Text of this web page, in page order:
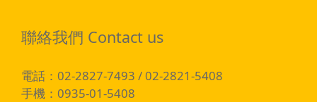
聯絡我們 Contact us
電話：02-2827-7493 / 02-2821-5408
手機：0935-01-5408